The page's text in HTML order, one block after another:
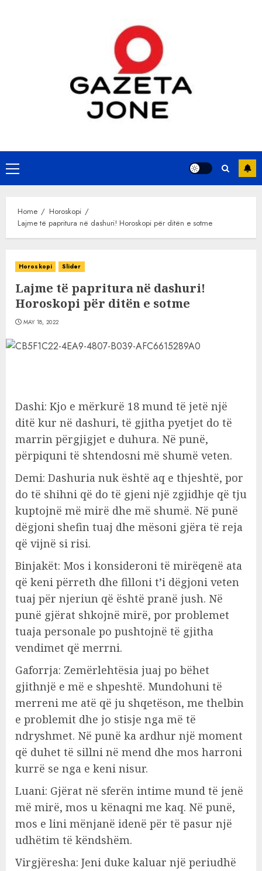
Primary
Menu
Home
Horoskopi
Lajme të papritura në dashuri! Horoskopi për ditën e sotme
Horoskopi Slider
Lajme të papritura në dashuri!
Horoskopi për ditën e sotme
MAY 18, 2022
Dashi: Kjo e mërkurë 18 mund të jetë një
ditë kur në dashuri, të gjitha pyetjet do të
marrin përgjigjet e duhura. Në punë,
përpiquni të shtendosni më shumë veten.
Demi: Dashuria nuk është aq e thjeshtë, por
do të shihni që do të gjeni një zgjidhje që tju
kuptojnë më mirë dhe më shumë. Në punë
dëgjoni shefin tuaj dhe mësoni gjëra të reja
që vijnë si risi.
Binjakët: Mos i konsideroni të mirëqenë ata
që keni përreth dhe filloni t’i dëgjoni veten
tuaj për njeriun që është pranë jush. Në
punë gjërat shkojnë mirë, por problemet
tuaja personale po pushtojnë të gjitha
vendimet që merrni.
Gaforrja: Zemërlehtësia juaj po bëhet
gjithnjë e më e shpeshtë. Mundohuni të
merreni me atë që ju shqetëson, me thelbin
e problemit dhe jo stisje nga më të
ndryshmet. Në punë ka ardhur një moment
që duhet të sillni në mend dhe mos harroni
kurrë se nga e keni nisur.
Luani: Gjërat në sferën intime mund të jenë
më mirë, mos u kënaqni me kaq. Në punë,
mos e lini mënjanë idenë për të pasur një
udhëtim të këndshëm.
Virgjëresha: Jeni duke kaluar një periudhë